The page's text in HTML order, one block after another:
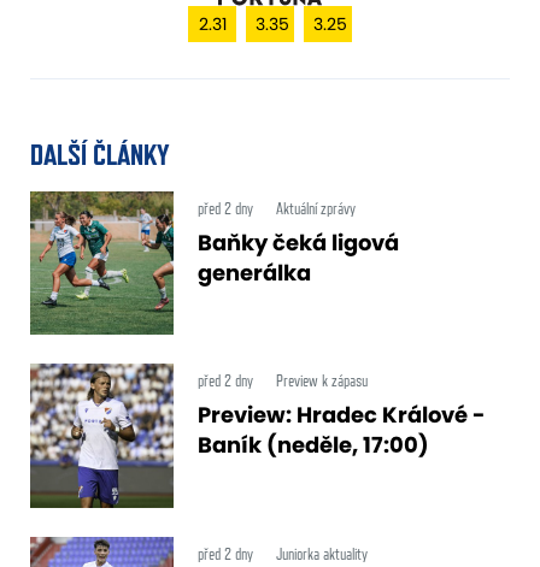
2.31 3.35 3.25
DALŠÍ ČLÁNKY
před 2 dny Aktuální zprávy
Baňky čeká ligová
generálka
před 2 dny Preview k zápasu
Preview: Hradec Králové -
Baník (neděle, 17:00)
před 2 dny Juniorka aktuality